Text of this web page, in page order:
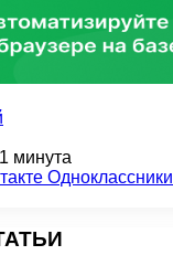
минута
Одноклассники